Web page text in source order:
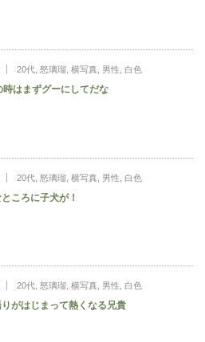
20代, 怒璃瑠, 横写真 男性 白色
時はまずグーにしてだな
20代, 怒璃瑠, 横写真 男性 白色
ころに子犬が！
20代, 怒璃瑠, 横写真 男性 白色
がはじまって熱くなる兄貴